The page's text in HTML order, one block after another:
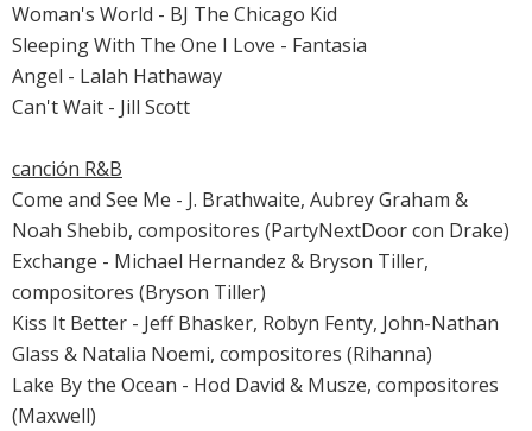
Woman's World - BJ The Chicago Kid
Sleeping With The One I Love - Fantasia
Angel - Lalah Hathaway
Can't Wait - Jill Scott
canción R&B
Come and See Me - J. Brathwaite, Aubrey Graham &
Noah Shebib, compositores (PartyNextDoor con Drake)
Exchange - Michael Hernandez & Bryson Tiller,
compositores (Bryson Tiller)
Kiss It Better - Jeff Bhasker, Robyn Fenty, John-Nathan
Glass & Natalia Noemi, compositores (Rihanna)
Lake By the Ocean - Hod David & Musze, compositores
(Maxwell)